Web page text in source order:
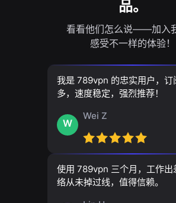
品。
看看他们怎么说——加入
感受不一样的体验！
我是 789vpn 的忠实用户，订
多，速度稳定，强烈推荐！
W
Wei Z
使用 789vpn 三个月，工作出
络从未掉过线，值得信赖。